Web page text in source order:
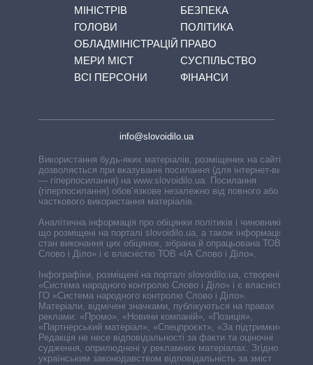
МІНІСТРІВ
ГОЛОВИ
ОБЛАДМІНІСТРАЦІЙ
МЕРИ МІСТ
ВСІ ПЕРСОНИ
БЕЗПЕКА
ПОЛІТИКА
ПРАВО
СУСПІЛЬСТВО
ФІНАНСИ
info@slovoidilo.ua
Використання будь-яких матеріалів, розміщених на сайті,
дозволяється при вказуванні посилання (для інтернет-видань
— гіперпосилання) на www.slovoidilo.ua. Посилання
(гіперпосилання) обов’язкове незалежно від повного або
часткового використання матеріалів.
Аналітична інформація про обіцянки політиків і чиновників,
що розміщені на порталі slovoidilo.ua, а також інформація про
стан виконання цих обіцянок, зібрана й опрацьована ТОВ «ІА
Слово і Діло» і є власністю ТОВ «ІА Слово і Діло».
Інфографіки, розміщені на порталі slovoidilo.ua, створені ГО
«Система народного контролю Слово і Діло» і є власністю
ГО «Система народного контролю Слово і Діло».
Матеріали, відмічені значками, публікуються на правах
реклами: «Промо», «Новини компаній», «Позиція»,
«Партнерський матеріал», «Спецпроєкт», «За підтримки».
Редакція не несе відповідальності за факти та оціночні
судження, оприлюднені у рекламних матеріалах. Згідно з
українським законодавством відповідальність за зміст